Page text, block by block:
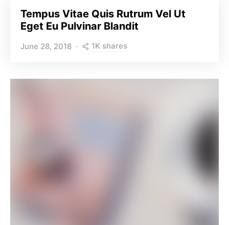
Tempus Vitae Quis Rutrum Vel Ut
Eget Eu Pulvinar Blandit
June 28, 2018 1K shares